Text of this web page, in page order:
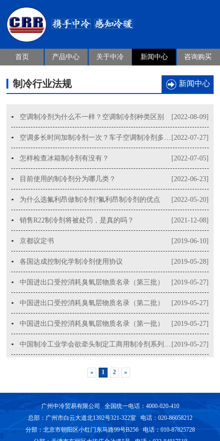
首页 产品中心 关于中冷 新闻中心 咨询购买
制冷行业法规 新闻中心
[2022-08-09]
▪ 空调制冷剂为什么不一样？空调制冷剂种类区别
[2022-07-27]
▪ 空调多长时间加制冷剂一次？车子空调制冷剂多长时间加一次？
[2022-07-05]
▪怎样检查冰箱制冷剂有没有？
[2022-06-23]
▪ 目前使用的制冷剂分为哪几类？
[2022-05-20]
▪ 为什么选氟利昂做制冷剂?氟利昂制冷剂的优点
[2021-12-08]
▪销售R22制冷剂将被处罚，是真的吗？
[2019-06-10]
▪京都议定书
[2019-05-28]
▪各国达成控制化学制冷剂使用协议
[2019-05-27]
▪中国进出口受控消耗臭氧层物质名录（第三批）
[2019-05-27]
▪中国进出口受控消耗臭氧层物质名录（第二批）
[2019-05-27]
▪中国进出口受控消耗臭氧层物质名录（第一批）
[2019-05-27]
▪中国制冷工业学会欲牵头制定工商用制冷剂系列协会标准
« 1 2 »
广州中冷贸易有限公司 全国统一电话：4000-020-410
总部：广州市白云大道北1392号321-322室 电话：020-86058212
分部：北京市朝阳区小红门东马路99号B256 电话：010-87825728